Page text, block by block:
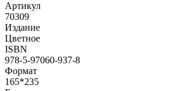
Артикул
70309
Издание
Цветное
ISBN
978-5-97060-937-8
Формат
165*235